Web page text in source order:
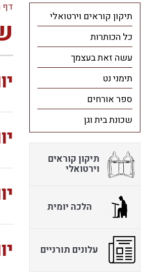
דף
תיקון קוראים וירטואלי
כל הכותרות
עשה זאת בעצמך
תימני נט
ספר אורחים
שכונת בית וגן
תיקון קוראים
וירטואלי
הלכה יומית
עלונים תורניים